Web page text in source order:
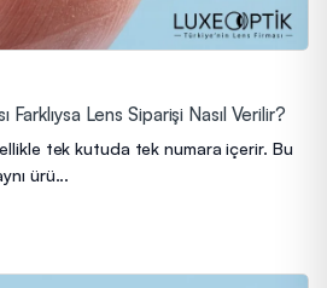
Lens Siparişi Nasıl Verilir?
tek kutuda tek numara içerir. Bu
ürü...